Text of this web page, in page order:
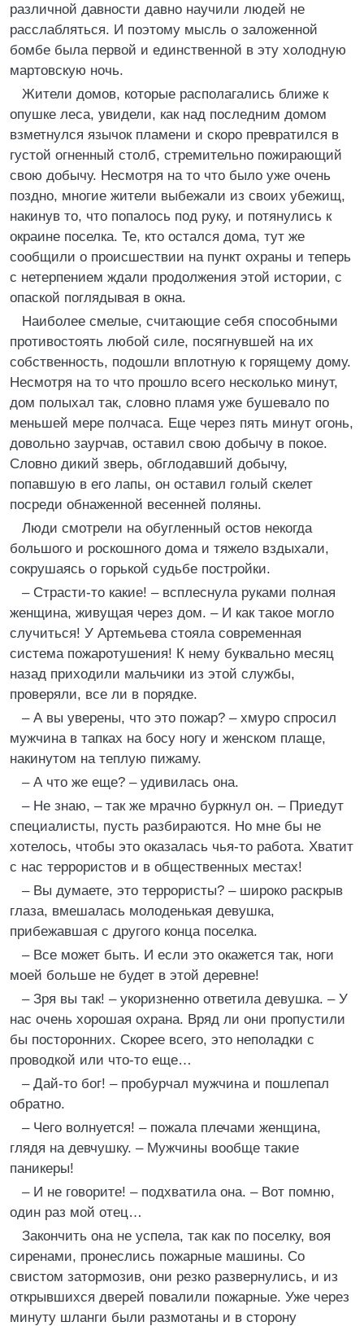
различной давности давно научили людей не
расслабляться. И поэтому мысль о заложенной
бомбе была первой и единственной в эту холодную
мартовскую ночь.
Жители домов, которые располагались ближе к
опушке леса, увидели, как над последним домом
взметнулся язычок пламени и скоро превратился в
густой огненный столб, стремительно пожирающий
свою добычу. Несмотря на то что было уже очень
поздно, многие жители выбежали из своих убежищ,
накинув то, что попалось под руку, и потянулись к
окраине поселка. Те, кто остался дома, тут же
сообщили о происшествии на пункт охраны и теперь
с нетерпением ждали продолжения этой истории, с
опаской поглядывая в окна.
Наиболее смелые, считающие себя способными
противостоять любой силе, посягнувшей на их
собственность, подошли вплотную к горящему дому.
Несмотря на то что прошло всего несколько минут,
дом полыхал так, словно пламя уже бушевало по
меньшей мере полчаса. Еще через пять минут огонь,
довольно заурчав, оставил свою добычу в покое.
Словно дикий зверь, обглодавший добычу,
попавшую в его лапы, он оставил голый скелет
посреди обнаженной весенней поляны.
Люди смотрели на обугленный остов некогда
большого и роскошного дома и тяжело вздыхали,
сокрушаясь о горькой судьбе постройки.
– Страсти-то какие! – всплеснула руками полная
женщина, живущая через дом. – И как такое могло
случиться! У Артемьева стояла современная
система пожаротушения! К нему буквально месяц
назад приходили мальчики из этой службы,
проверяли, все ли в порядке.
– А вы уверены, что это пожар? – хмуро спросил
мужчина в тапках на босу ногу и женском плаще,
накинутом на теплую пижаму.
– А что же еще? – удивилась она.
– Не знаю, – так же мрачно буркнул он. – Приедут
специалисты, пусть разбираются. Но мне бы не
хотелось, чтобы это оказалась чья-то работа. Хватит
с нас террористов и в общественных местах!
– Вы думаете, это террористы? – широко раскрыв
глаза, вмешалась молоденькая девушка,
прибежавшая с другого конца поселка.
– Все может быть. И если это окажется так, ноги
моей больше не будет в этой деревне!
– Зря вы так! – укоризненно ответила девушка. – У
нас очень хорошая охрана. Вряд ли они пропустили
бы посторонних. Скорее всего, это неполадки с
проводкой или что-то еще…
– Дай-то бог! – пробурчал мужчина и пошлепал
обратно.
– Чего волнуется! – пожала плечами женщина,
глядя на девчушку. – Мужчины вообще такие
паникеры!
– И не говорите! – подхватила она. – Вот помню,
один раз мой отец…
Закончить она не успела, так как по поселку, воя
сиренами, пронеслись пожарные машины. Со
свистом затормозив, они резко развернулись, и из
открывшихся дверей повалили пожарные. Уже через
минуту шланги были размотаны и в сторону